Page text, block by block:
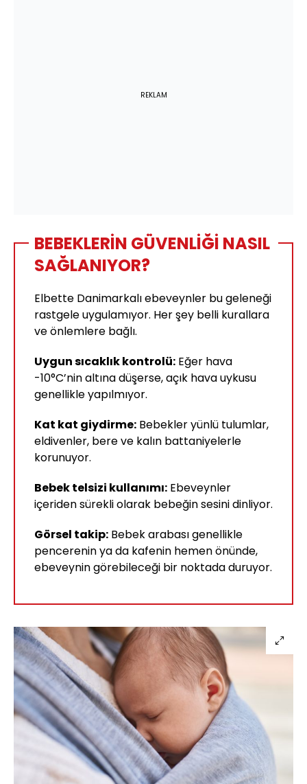
REKLAM
BEBEKLERİN GÜVENLİĞİ NASIL
SAĞLANIYOR?
Elbette Danimarkalı ebeveynler bu geleneği
rastgele uygulamıyor. Her şey belli kurallara
ve önlemlere bağlı.
Uygun sıcaklık kontrolü: Eğer hava
-10°C’nin altına düşerse, açık hava uykusu
genellikle yapılmıyor.
Kat kat giydirme: Bebekler yünlü tulumlar,
eldivenler, bere ve kalın battaniyelerle
korunuyor.
Bebek telsizi kullanımı: Ebeveynler
içeriden sürekli olarak bebeğin sesini dinliyor.
Görsel takip: Bebek arabası genellikle
pencerenin ya da kafenin hemen önünde,
ebeveynin görebileceği bir noktada duruyor.